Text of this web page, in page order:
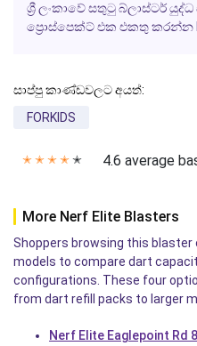
ශ්‍රී ලංකාවේ සතුටු බ්ලාස්ටර්
ප්‍රොස්පෙක්ට් එක එකතු කරන්න
සාප්පු කාණ්ඩවලට අයත්:
FORKIDS
✭ ✭ ✭ ✭ ✭ 4.6 average
More Nerf Elite Blasters
Shoppers browsing this
models to compare dart
configurations. These four
from dart refill packs to larger
Nerf Elite Eaglepoint Rd